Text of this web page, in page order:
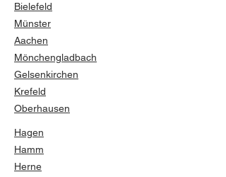
Bielefeld
Münster
Aachen
Mönchengladbach
Gelsenkirchen
Krefeld
Oberhausen
Hagen
Hamm
Herne